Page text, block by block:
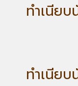
ทำเนียบ
ทำเนีย